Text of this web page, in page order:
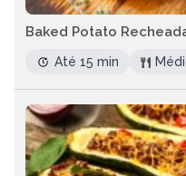
Baked Potato
Até 15 min